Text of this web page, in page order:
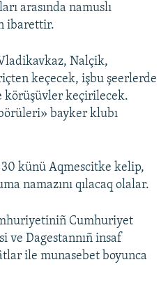
arasında namuslı
ibarettir.
Nalçik,
keçecek, işbu şeerlerde
keçirilecek.
bayker klubı
künü Aqmescitke kelip,
namazını qılacaq olalar.
Cumhuriyet
ve Dagestannıñ insaf
ile munasebet boyunca